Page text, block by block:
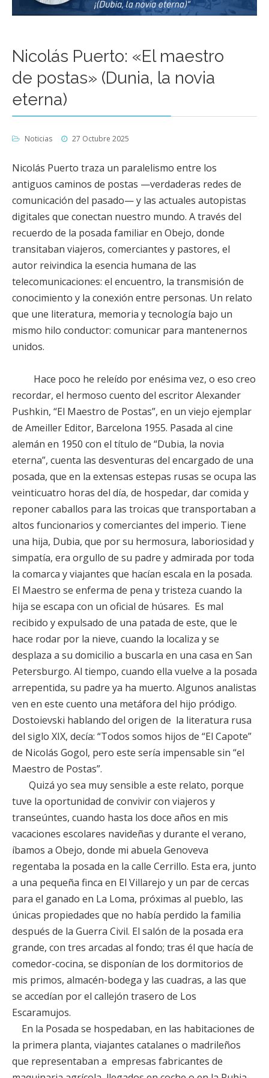
Nicolás Puerto: «El maestro
de postas» (Dunia, la novia
eterna)
Noticias 27 Octubre 2025
Nicolás Puerto traza un paralelismo entre los
antiguos caminos de postas —verdaderas redes de
comunicación del pasado— y las actuales autopistas
digitales que conectan nuestro mundo. A través del
recuerdo de la posada familiar en Obejo, donde
transitaban viajeros, comerciantes y pastores, el
autor reivindica la esencia humana de las
telecomunicaciones: el encuentro, la transmisión de
conocimiento y la conexión entre personas. Un relato
que une literatura, memoria y tecnología bajo un
mismo hilo conductor: comunicar para mantenernos
unidos.
Hace poco he releído por enésima vez, o eso creo
recordar, el hermoso cuento del escritor Alexander
Pushkin, “El Maestro de Postas”, en un viejo ejemplar
de Ameiller Editor, Barcelona 1955. Pasada al cine
alemán en 1950 con el título de “Dubia, la novia
eterna”, cuenta las desventuras del encargado de una
posada, que en la extensas estepas rusas se ocupa las
veinticuatro horas del día, de hospedar, dar comida y
reponer caballos para las troicas que transportaban a
altos funcionarios y comerciantes del imperio. Tiene
una hija, Dubia, que por su hermosura, laboriosidad y
simpatía, era orgullo de su padre y admirada por toda
la comarca y viajantes que hacían escala en la posada.
El Maestro se enferma de pena y tristeza cuando la
hija se escapa con un oficial de húsares. Es mal
recibido y expulsado de una patada de este, que le
hace rodar por la nieve, cuando la localiza y se
desplaza a su domicilio a buscarla en una casa en San
Petersburgo. Al tiempo, cuando ella vuelve a la posada
arrepentida, su padre ya ha muerto. Algunos analistas
ven en este cuento una metáfora del hijo pródigo.
Dostoievski hablando del origen de la literatura rusa
del siglo XIX, decía: “Todos somos hijos de “El Capote”
de Nicolás Gogol, pero este sería impensable sin “el
Maestro de Postas”.
Quizá yo sea muy sensible a este relato, porque
tuve la oportunidad de convivir con viajeros y
transeúntes, cuando hasta los doce años en mis
vacaciones escolares navideñas y durante el verano,
íbamos a Obejo, donde mi abuela Genoveva
regentaba la posada en la calle Cerrillo. Esta era, junto
a una pequeña finca en El Villarejo y un par de cercas
para el ganado en La Loma, próximas al pueblo, las
únicas propiedades que no había perdido la familia
después de la Guerra Civil. El salón de la posada era
grande, con tres arcadas al fondo; tras él que hacía de
comedor-cocina, se disponían de los dormitorios de
mis primos, almacén-bodega y las cuadras, a las que
se accedían por el callejón trasero de Los
Escaramujos.
En la Posada se hospedaban, en las habitaciones de
la primera planta, viajantes catalanes o madrileños
que representaban a empresas fabricantes de